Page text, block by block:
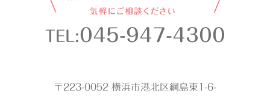
TEL:045-947-4300
〒223-0052 横浜市港北区綱島東1-6-